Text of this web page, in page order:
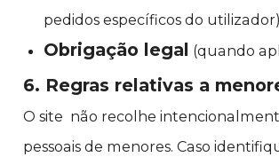
pedidos específicos do
Obrigação legal (quando
6. Regras relativas a
O site não recolhe
pessoais de menores. Caso